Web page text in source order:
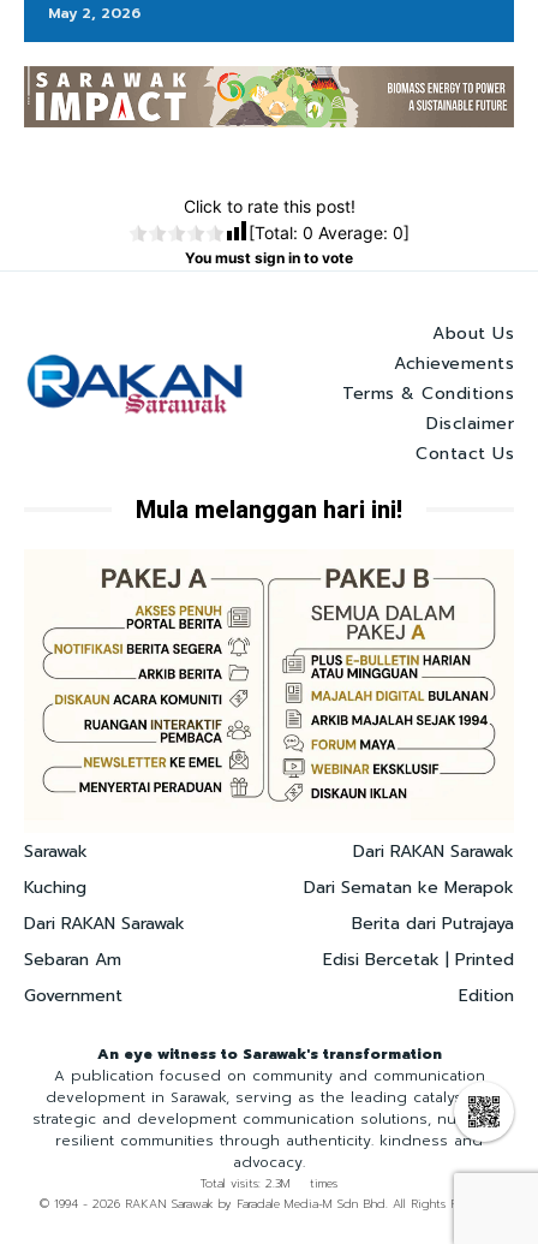
May 2, 2026
Click to rate this post!
[Total: 0 Average: 0]
You must sign in to vote
About Us
Achievements
Terms & Conditions
Disclaimer
Contact Us
Mula melanggan hari ini!
Sarawak
Kuching
Dari RAKAN Sarawak
Sebaran Am
Government
Dari RAKAN Sarawak
Dari Sematan ke Merapok
Berita dari Putrajaya
Edisi Bercetak | Printed
Edition
An eye witness to Sarawak's transformation
A publication focused on community and communication
development in Sarawak, serving as the leading catalyst for
strategic and development communication solutions, nurturing
resilient communities through authenticity. kindness and
advocacy.
Total visits: 2.3M times
© 1994 - 2026 RAKAN Sarawak by Faradale Media-M Sdn Bhd. All Rights Reserved